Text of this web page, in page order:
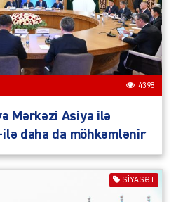
4398
Mərkəzi Asiya ilə
daha da möhkəmlənir
SIYASƏT